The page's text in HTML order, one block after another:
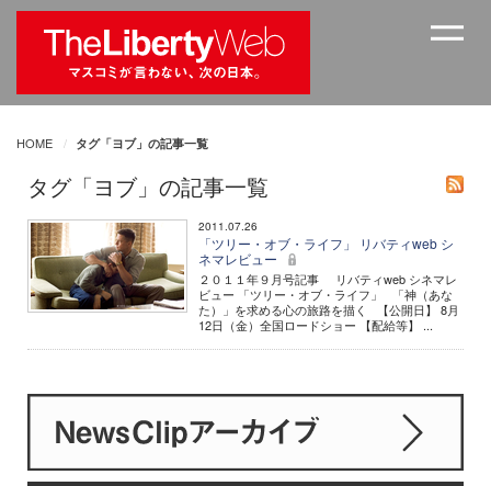
HOME タグ「ヨブ」の記事一覧
タグ「ヨブ」の記事一覧
2011.07.26
「ツリー・オブ・ライフ」 リバティweb シ
ネマレビュー
２０１１年９月号記事 リバティweb シネマレ
ビュー 「ツリー・オブ・ライフ」 「神（あな
た）」を求める心の旅路を描く 【公開日】 8月
12日（金）全国ロードショー 【配給等】 ...